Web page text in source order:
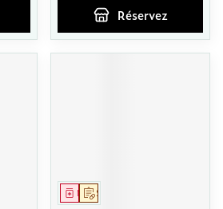
Réservez
Sur prescription
Médicament